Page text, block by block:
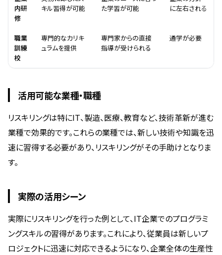
内研
修
キル習得が可能
た学習が可能
に左右される
職業
訓練
校
専門的なカリキ
ュラムを提供
専門家からの直接
指導が受けられる
通学が必要
活用可能な業種・職種
リスキリングは特にIT、製造、医療、教育など、技術革新が進む
業種で効果的です。これらの業種では、新しい技術や知識を迅
速に習得する必要があり、リスキリングがその手助けとなりま
す。
実際の活用シーン
実際にリスキリングを行った例として、IT企業でのプログラミ
ングスキルの習得があります。これにより、従業員は新しいプ
ロジェクトに迅速に対応できるようになり、企業全体の生産性